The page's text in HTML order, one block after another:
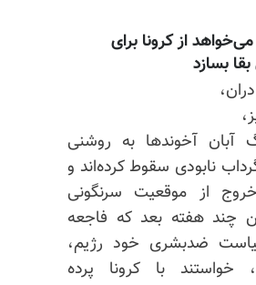
از کرونا برای
بسازد
آبان آخوندها به ‌روشنی
نابودی سقوط کرده‌اند و
از موقعیت سرنگونی
چند هفته بعد که فاجعه
ضدبشری خود رژیم،
خواستند با کرونا پرده